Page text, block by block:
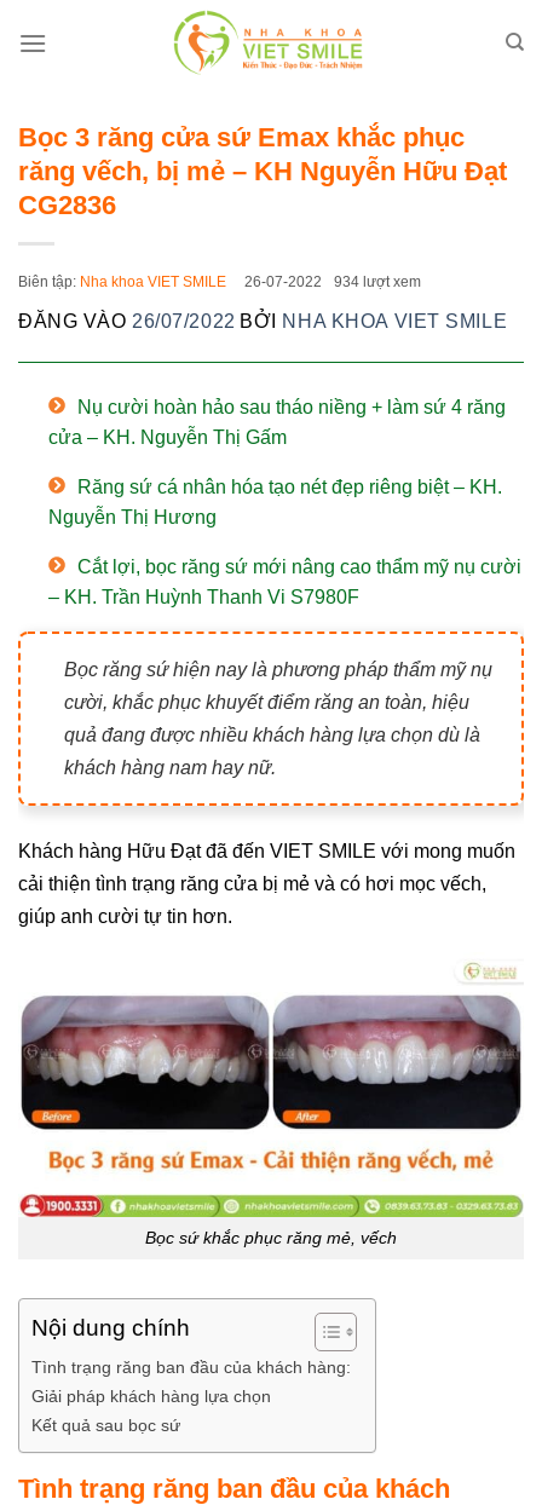
qua
Bọc 3 răng cửa sứ Emax khắc phục
răng vếch, bị mẻ – KH Nguyễn Hữu Đạt
CG2836
Biên tập: Nha khoa VIET SMILE 26-07-2022 934 lượt xem
ĐĂNG VÀO 26/07/2022 BỞI NHA KHOA VIET SMILE
Nụ cười hoàn hảo sau tháo niềng + làm sứ 4 răng
cửa – KH. Nguyễn Thị Gấm
Răng sứ cá nhân hóa tạo nét đẹp riêng biệt – KH.
Nguyễn Thị Hương
Cắt lợi, bọc răng sứ mới nâng cao thẩm mỹ nụ cười
– KH. Trần Huỳnh Thanh Vi S7980F
Bọc răng sứ hiện nay là phương pháp thẩm mỹ nụ
cười, khắc phục khuyết điểm răng an toàn, hiệu
quả đang được nhiều khách hàng lựa chọn dù là
khách hàng nam hay nữ.
Khách hàng Hữu Đạt đã đến VIET SMILE với mong muốn
cải thiện tình trạng răng cửa bị mẻ và có hơi mọc vếch,
giúp anh cười tự tin hơn.
Bọc sứ khắc phục răng mẻ, vếch
Nội dung chính
Tình trạng răng ban đầu của khách hàng:
Giải pháp khách hàng lựa chọn
Kết quả sau bọc sứ
Tình trạng răng ban đầu của khách